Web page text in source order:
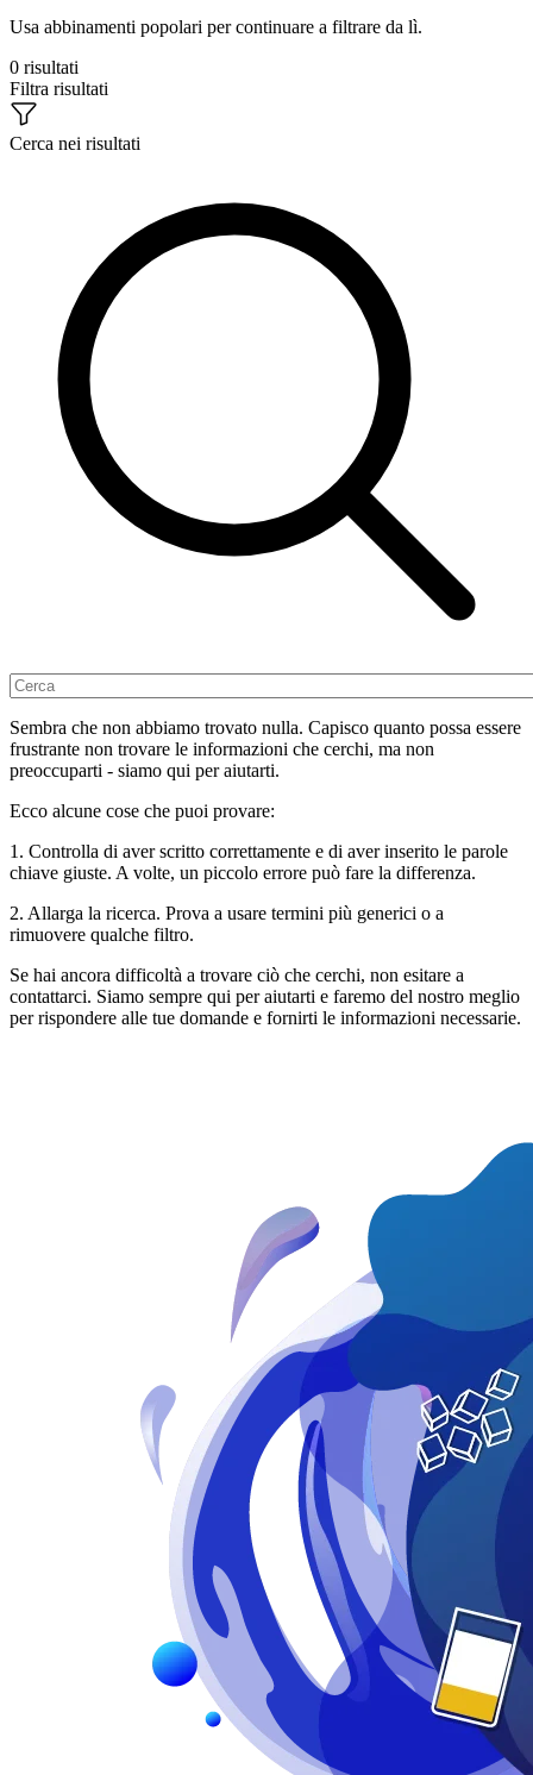
Usa abbinamenti popolari per continuare a filtrare da lì.
0 risultati
Filtra risultati
Cerca nei risultati
Sembra che non abbiamo trovato nulla. Capisco quanto possa essere
frustrante non trovare le informazioni che cerchi, ma non
preoccuparti - siamo qui per aiutarti.
Ecco alcune cose che puoi provare:
1. Controlla di aver scritto correttamente e di aver inserito le parole
chiave giuste. A volte, un piccolo errore può fare la differenza.
2. Allarga la ricerca. Prova a usare termini più generici o a
rimuovere qualche filtro.
Se hai ancora difficoltà a trovare ciò che cerchi, non esitare a
contattarci. Siamo sempre qui per aiutarti e faremo del nostro meglio
per rispondere alle tue domande e fornirti le informazioni necessarie.